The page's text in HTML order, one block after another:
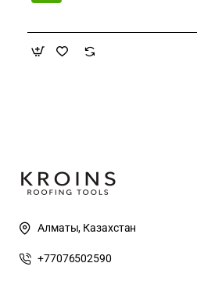
Алматы, Казахстан
+77076502590